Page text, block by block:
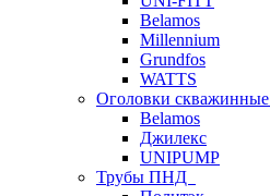
Belamos
Millennium
Grundfos
WATTS
Оголовки скважинные
Belamos
Джилекс
UNIPUMP
Трубы ПНД